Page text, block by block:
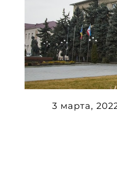
3 марта,